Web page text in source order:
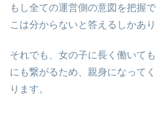
もし全ての運営側の意図を把握
こは分からないと答えるしかあり
それでも、女の子に長く働いて
にも繋がるため、親身になって
ります。